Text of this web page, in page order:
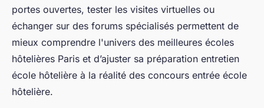
portes ouvertes, tester les visites virtuelles ou
échanger sur des forums spécialisés permettent de
mieux comprendre l'univers des meilleures écoles
hôtelières Paris et d’ajuster sa préparation entretien
école hôtelière à la réalité des concours entrée école
hôtelière.